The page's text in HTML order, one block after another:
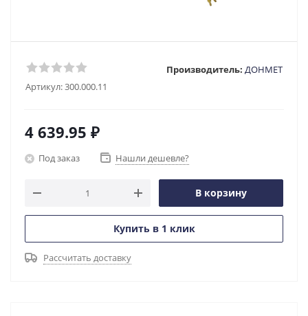
Артикул:300.000.11
Производитель: ДОНМЕТ
4 639.95 ₽
Под заказ Нашли дешевле?
В корзину
Купить в 1 клик
Рассчитать доставку